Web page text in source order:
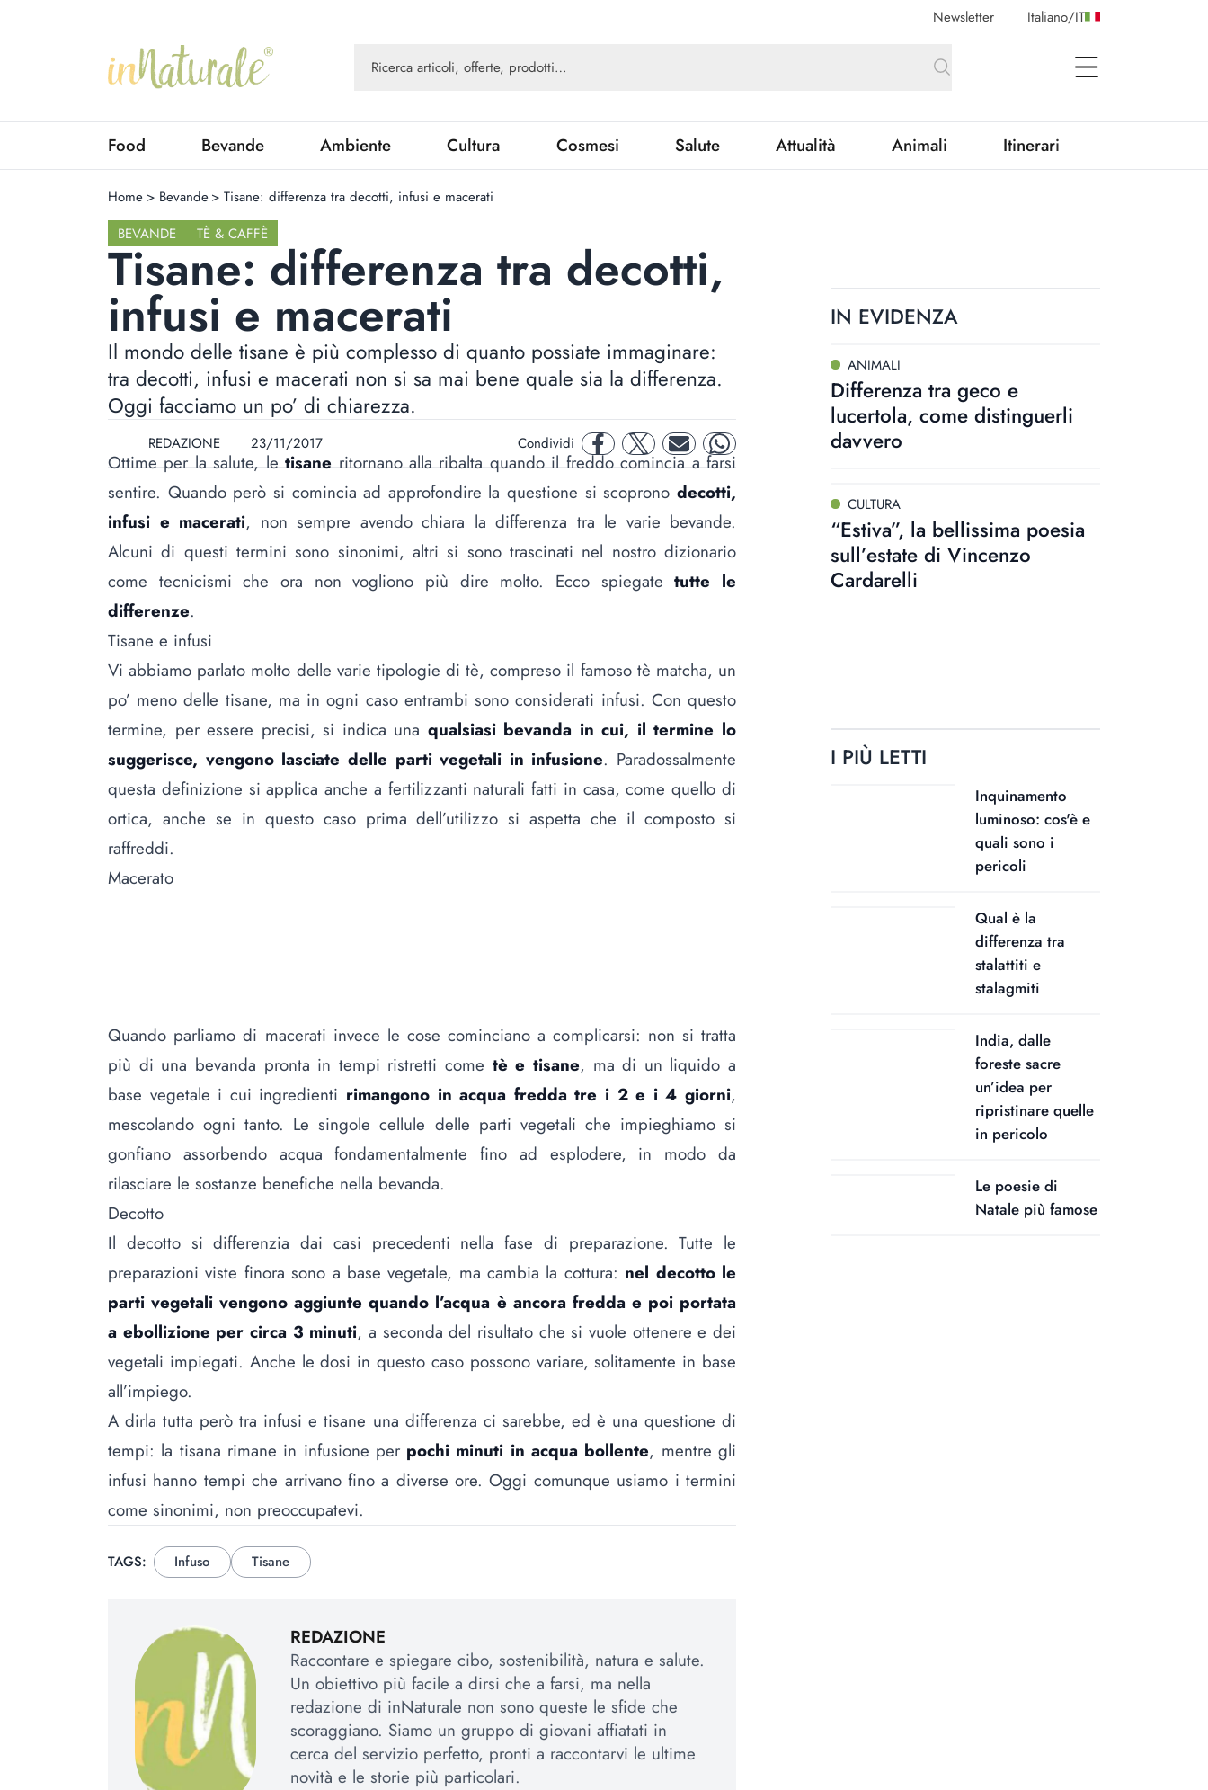
Newsletter Italiano/IT
open Menu
Food Bevande Ambiente Cultura Cosmesi Salute Attualità Animali Itinerari
Home > Bevande > Tisane: differenza tra decotti, infusi e macerati
BEVANDE
TÈ & CAFFÈ
Tisane: differenza tra decotti,
infusi e macerati
Il mondo delle tisane è più complesso di quanto possiate immaginare:
tra decotti, infusi e macerati non si sa mai bene quale sia la differenza.
Oggi facciamo un po’ di chiarezza.
REDAZIONE 23/11/2017 Condividi facebooktwitter mail whatsapp
Ottime per la salute, letisaneritornano alla ribalta quando il freddo comincia a farsi
sentire. Quando però si comincia ad approfondire la questione si scoprono decotti,
infusi e macerati, non sempre avendo chiara la differenza tra le varie bevande.
Alcuni di questi termini sono sinonimi, altri si sono trascinati nel nostro dizionario
come tecnicismi che ora non vogliono più dire molto. Ecco spiegatetutte le
differenze.
Tisane e infusi
Vi abbiamo parlato molto delle varie tipologie di tè, compreso il famoso tè matcha, un
po’ meno delle tisane, ma in ogni caso entrambi sono considerati infusi. Con questo
termine, per essere precisi, si indica una qualsiasi bevanda in cui, il termine lo
suggerisce, vengono lasciate delle parti vegetali in infusione. Paradossalmente
questa definizione si applica anche a fertilizzanti naturali fatti in casa, come quello di
ortica, anche se in questo caso prima dell’utilizzo si aspetta che il composto si
raffreddi.
Macerato
Quando parliamo di macerati invece le cose cominciano a complicarsi: non si tratta
più di una bevanda pronta in tempi ristretti come tè e tisane, ma di un liquido a
base vegetale i cui ingredienti rimangono in acqua fredda tre i 2 e i 4 giorni,
mescolando ogni tanto. Le singole cellule delle parti vegetali che impieghiamo si
gonfiano assorbendo acqua fondamentalmente fino ad esplodere, in modo da
rilasciare le sostanze benefiche nella bevanda.
Decotto
Il decotto si differenzia dai casi precedenti nella fase di preparazione. Tutte le
preparazioni viste finora sono a base vegetale, ma cambia la cottura: nel decotto le
parti vegetali vengono aggiunte quando l’acqua è ancora fredda e poi portata
a ebollizione per circa 3 minuti, a seconda del risultato che si vuole ottenere e dei
vegetali impiegati. Anche le dosi in questo caso possono variare, solitamente in base
all’impiego.
A dirla tutta però tra infusi e tisane una differenza ci sarebbe, ed è una questione di
tempi: la tisana rimane in infusione per pochi minuti in acqua bollente, mentre gli
infusi hanno tempi che arrivano fino a diverse ore. Oggi comunque usiamo i termini
come sinonimi, non preoccupatevi.
TAGS: Infuso Tisane
REDAZIONE
Raccontare e spiegare cibo, sostenibilità, natura e salute.
Un obiettivo più facile a dirsi che a farsi, ma nella
redazione di inNaturale non sono queste le sfide che
scoraggiano. Siamo un gruppo di giovani affiatati in
cerca del servizio perfetto, pronti a raccontarvi le ultime
novità e le storie più particolari.
IN EVIDENZA
ANIMALI
Differenza tra geco e
lucertola, come distinguerli
davvero
CULTURA
“Estiva”, la bellissima poesia
sull’estate di Vincenzo
Cardarelli
I PIÙ LETTI
Inquinamento
luminoso: cos'è e
quali sono i
pericoli
Qual è la
differenza tra
stalattiti e
stalagmiti
India, dalle
foreste sacre
un’idea per
ripristinare quelle
in pericolo
Le poesie di
Natale più famose